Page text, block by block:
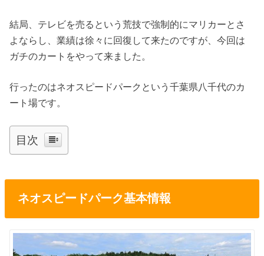
結局、テレビを売るという荒技で強制的にマリカーとさ
よならし、業績は徐々に回復して来たのですが、今回は
ガチのカートをやって来ました。
行ったのはネオスピードパークという千葉県八千代のカ
ート場です。
目次
ネオスピードパーク基本情報